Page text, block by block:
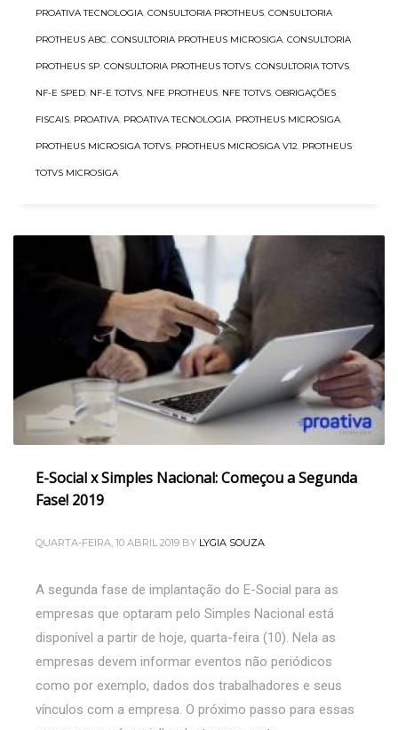
PROATIVA TECNOLOGIA, CONSULTORIA PROTHEUS, CONSULTORIA
PROTHEUS ABC, CONSULTORIA PROTHEUS MICROSIGA, CONSULTORIA
PROTHEUS SP, CONSULTORIA PROTHEUS TOTVS, CONSULTORIA TOTVS,
NF-E SPED, NF-E TOTVS, NFE PROTHEUS, NFE TOTVS, OBRIGAÇÕES
FISCAIS, PROATIVA, PROATIVA TECNOLOGIA, PROTHEUS MICROSIGA,
PROTHEUS MICROSIGA TOTVS, PROTHEUS MICROSIGA V12, PROTHEUS
TOTVS MICROSIGA
E-Social x Simples Nacional: Começou a Segunda
Fase! 2019
QUARTA-FEIRA, 10 ABRIL 2019 BY LYGIA SOUZA
A segunda fase de implantação do E-Social para as
empresas que optaram pelo Simples Nacional está
disponível a partir de hoje, quarta-feira (10). Nela as
empresas devem informar eventos não periódicos
como por exemplo, dados dos trabalhadores e seus
vínculos com a empresa. O próximo passo para essas